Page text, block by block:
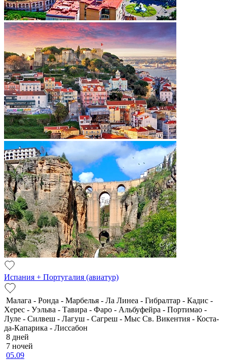
Испания + Португалия (авиатур)
Малага - Ронда - Марбелья - Ла Линеа - Гибралтар - Кадис -
Херес - Уэльва - Тавира - Фаро - Альбуфейра - Портимао -
Луле - Силвеш - Лагуш - Сагреш - Мыс Св. Викентия - Коста-
да-Капарика - Лиссабон
8 дней
7 ночей
05.09